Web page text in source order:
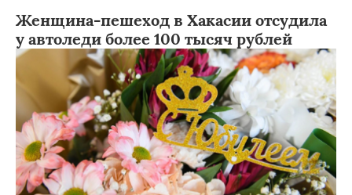
Женщина-пешеход в Хакасии отсудила
у автоледи более 100 тысяч рублей